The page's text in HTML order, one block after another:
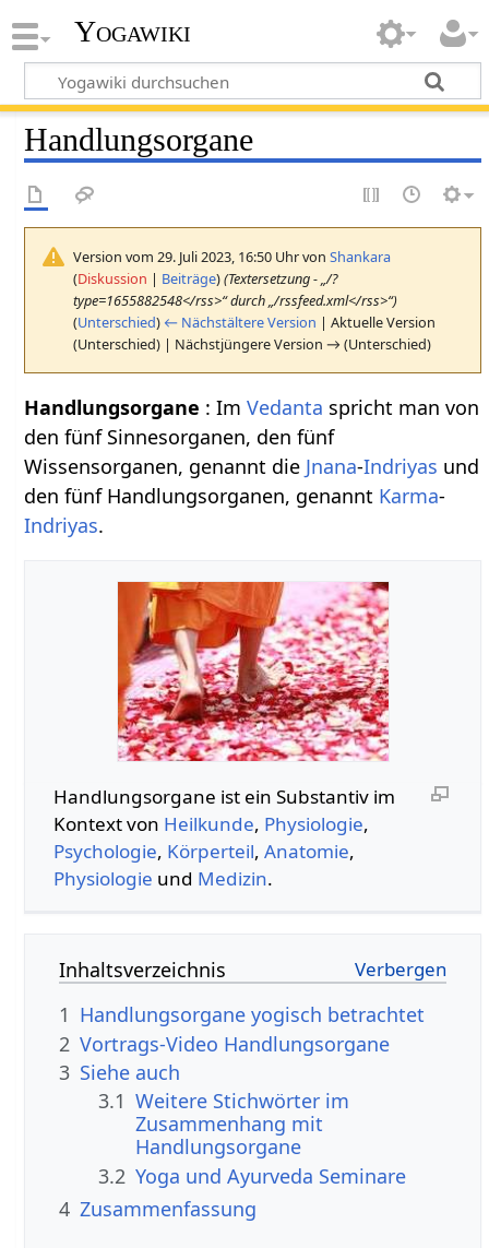
Yogawiki
Handlungsorgane
Version vom 29. Juli 2023, 16:50 Uhr vonShankara
(Diskussion | Beiträge)(Textersetzung - „/?
type=1655882548</rss>“ durch „/rssfeed.xml</rss>“)
(Unterschied) ← Nächstältere Version | Aktuelle Version
(Unterschied) | Nächstjüngere Version → (Unterschied)
: ImVedanta spricht man von
den fünf Sinnesorganen, den fünf
Wissensorganen, genannt die Jnana-Indriyas und
den fünf Handlungsorganen, genannt Karma-
Indriyas.
Handlungsorgane‏‎ ist ein Substantiv im
Kontext von Heilkunde, Physiologie,
Psychologie, Körperteil, Anatomie,
Physiologie und Medizin.
Inhaltsverzeichnis
1 Handlungsorgane yogisch betrachtet
2
3 Siehe auch
3.1 Weitere Stichwörter im
Zusammenhang mit
3.2 Yoga und Ayurveda Seminare
4 Zusammenfassung